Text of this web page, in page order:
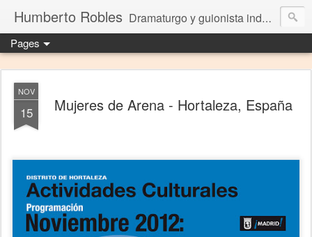
Humberto Robles Dramaturgo y guionista independiente
Pages
NOV
15 Mujeres de Arena - Hortaleza, España